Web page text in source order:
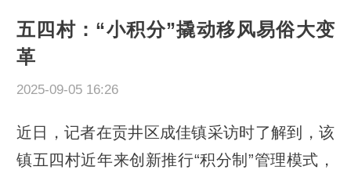
五四村：“小积分”撬动移风易俗大变
革
2025-09-05 16:26
近日，记者在贡井区成佳镇采访时了解到，该
镇五四村近年来创新推行“积分制”管理模式，